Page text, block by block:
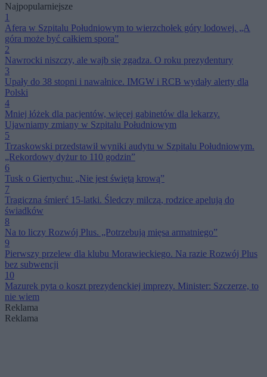
Najpopularniejsze
1
Afera w Szpitalu Południowym to wierzchołek góry lodowej. „A
góra może być całkiem spora”
2
Nawrocki niszczy, ale wajb się zgadza. O roku prezydentury
3
Upały do 38 stopni i nawałnice. IMGW i RCB wydały alerty dla
Polski
4
Mniej łóżek dla pacjentów, więcej gabinetów dla lekarzy.
Ujawniamy zmiany w Szpitalu Południowym
5
Trzaskowski przedstawił wyniki audytu w Szpitalu Południowym.
„Rekordowy dyżur to 110 godzin”
6
Tusk o Giertychu: „Nie jest świętą krową”
7
Tragiczna śmierć 15-latki. Śledczy milczą, rodzice apelują do
świadków
8
Na to liczy Rozwój Plus. „Potrzebują mięsa armatniego”
9
Pierwszy przelew dla klubu Morawieckiego. Na razie Rozwój Plus
bez subwencji
10
Mazurek pyta o koszt prezydenckiej imprezy. Minister: Szczerze, to
nie wiem
Reklama
Reklama